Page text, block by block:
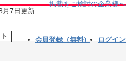
月7日更新
掲載をご検討の企業様へ
会員登録（無料） ログイン